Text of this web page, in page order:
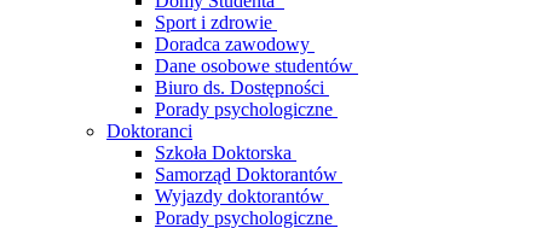
Sport i zdrowie
Doradca zawodowy
Dane osobowe studentów
Biuro ds. Dostępności
Porady psychologiczne
Doktoranci
Szkoła Doktorska
Samorząd Doktorantów
Wyjazdy doktorantów
Porady psychologiczne